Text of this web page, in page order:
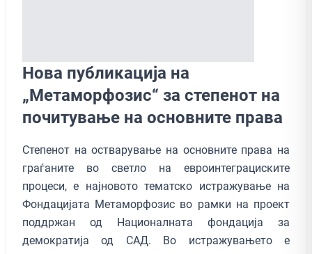
Нова публикација на
„Метаморфозис“ за степенот на
почитување на основните права
Степенот на остварување на основните права на
граѓаните во светло на евроинтеграциските
процеси, е најновото тематско истражување на
Фондацијата Метаморфозис во рамки на проект
поддржан од Националната фондација за
демократија од САД. Во истражувањето е